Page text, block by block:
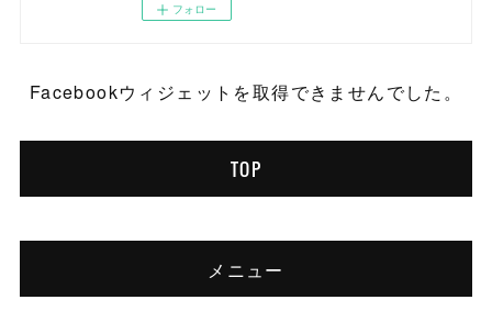
フォロー
Facebookウィジェットを取得できませんでした。
TOP
メニュー